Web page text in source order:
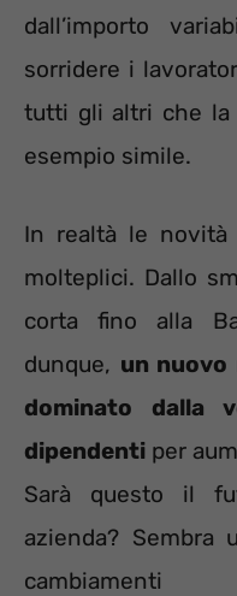
dall’importo
sorridere i
tutti gli altri che la
esempio simile.
In realtà le novità
molteplici. Dallo
corta fino alla
dunque, un nuovo
dominato dalla
dipendenti per
Sarà questo il
azienda? Sembra
cambiamenti